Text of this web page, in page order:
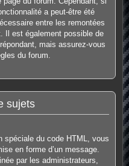
a peut-être été
entre les remontées
Il est également possible de
mais assurez-vous
du forum.
sujets
spéciale du code HTML, vous
en forme d’un message.
par les administrateurs,